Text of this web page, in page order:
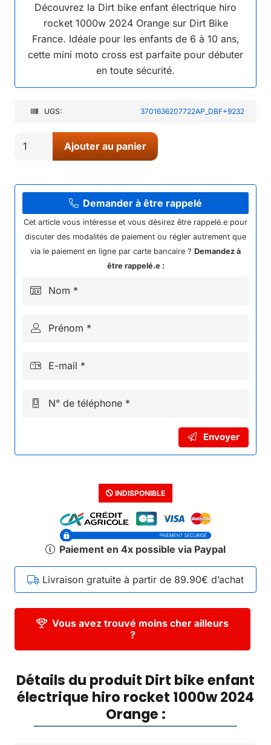
Découvrez la Dirt bike enfant électrique hiro
rocket 1000w 2024 Orange sur Dirt Bike
France. Idéale pour les enfants de 6 à 10 ans,
cette mini moto cross est parfaite pour débuter
en toute sécurité.
UGS: 3701636207722AP_DBF+9232
bike
électrique
hiro
rocket
Orange
Ajouter au panier
Demander à être rappelé
Cet article vous intéresse et vous désirez être rappelé.e pour
discuter des modalités de paiement ou régler autrement que
via le paiement en ligne par carte bancaire ? Demandez à
être rappelé.e :
Nom *
Prénom *
E-mail *
N° de téléphone *
Envoyer
INDISPONIBLE
Paiement en 4x possible via Paypal
Livraison gratuite à partir de 89.90€ d’achat
Vous avez trouvé moins cher ailleurs
?
Détails du produit Dirt bike enfant
électrique hiro rocket 1000w 2024
Orange :